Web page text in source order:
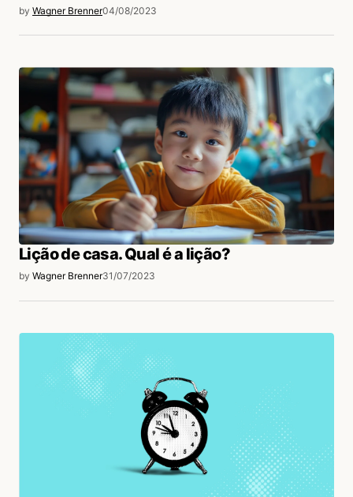
by Wagner Brenner04/08/2023
Lição de casa. Qual é a lição?
by Wagner Brenner31/07/2023